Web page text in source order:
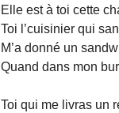
Elle est à toi cette
Toi l’cuisinier qui
M’a donné un
Quand dans mon
Toi qui me livras un